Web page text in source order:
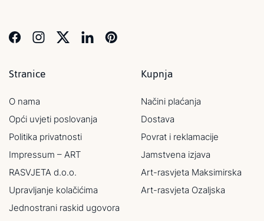
Stranice
O nama
Opći uvjeti poslovanja
Politika privatnosti
Impressum – ART
RASVJETA d.o.o.
Upravljanje kolačićima
Jednostrani raskid ugovora
Kupnja
Načini plaćanja
Dostava
Povrat i reklamacije
Jamstvena izjava
Art-rasvjeta Maksimirska
Art-rasvjeta Ozaljska